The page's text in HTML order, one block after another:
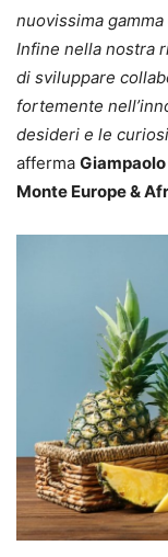
nuovissima
Infine nella nostra
di sviluppare
fortemente
desideri e le
afferma
Monte Europe &